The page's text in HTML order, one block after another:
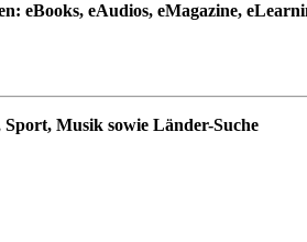
eBooks, eAudios, eMagazine,
Musik sowie Länder-Suche